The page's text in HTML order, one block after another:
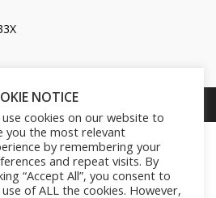
& Store. All Rights Reserved.
NOTICE
use cookies on our website to
you the most relevant
by remembering your
and repeat visits. By
“Accept All”, you consent to
of ALL the cookies. However,